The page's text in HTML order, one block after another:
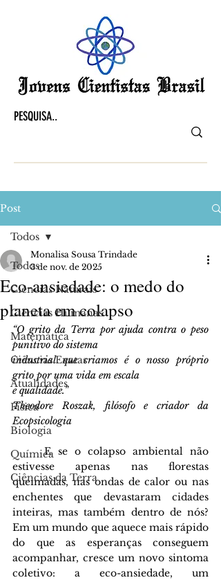
Post
Todos
Ciências Naturais
Ciências Humanas
Matemática
Ciências Exatas
Atualidades
Física
Biologia
Química
Ciências da Terra
Todos
Eco-ansiedade: o medo do
planeta em colapso
Monalisa Sousa Trindade
3 de nov. de 2025
“O grito da Terra por ajuda contra o peso
punitivo do sistema
industrial que criamos é o nosso próprio
grito por uma vida em escala
e qualidade.”
Theodore Roszak, filósofo e criador da
Ecopsicologia
	E se o colapso ambiental não
estivesse apenas nas florestas
queimadas, nas ondas de calor ou nas
enchentes que devastaram cidades
inteiras, mas também dentro de nós?
Em um mundo que aquece mais rápido
do que as esperanças conseguem
acompanhar, cresce um novo sintoma
coletivo: a eco-ansiedade, um